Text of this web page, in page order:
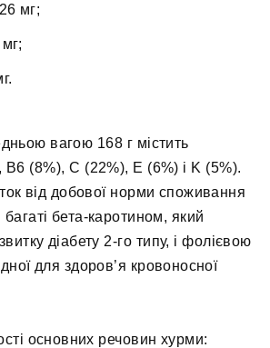
мг;
вагою 168 г містить
B6 (8%), C (22%), E (6%) і K (5%).
від добової норми споживання
бета-каротином, який
діабету 2-го типу, і фолієвою
для здоров’я кровоносної
основних речовин хурми: